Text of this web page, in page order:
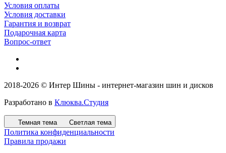
Условия оплаты
Условия доставки
Гарантия и возврат
Подарочная карта
Вопрос-ответ
2018-2026 © Интер Шины - интернет-магазин шин и дисков
Разработано в Клюква.Студия
Темная тема Светлая тема
Политика конфиденциальности
Правила продажи